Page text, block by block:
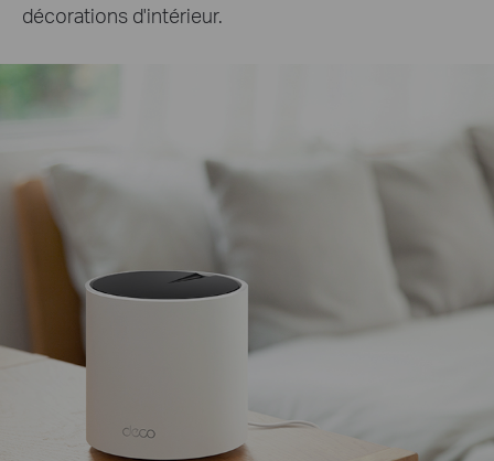
décorations d'intérieur.